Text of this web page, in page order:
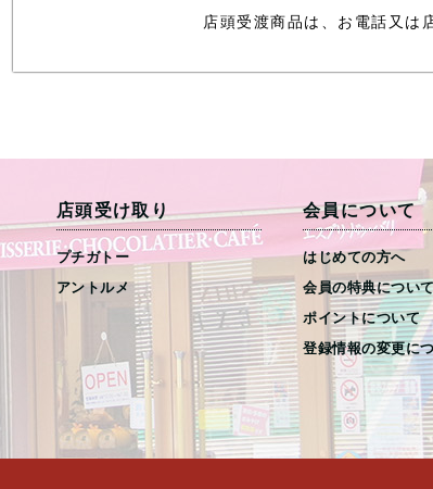
店頭受渡商品は、お電話又は
店頭受け取り
プチガトー
アントルメ
会員について
はじめての方へ
会員の特典につい
ポイントについて
登録情報の変更に